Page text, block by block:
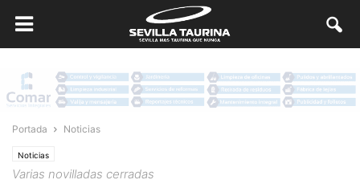
Portada Noticias
Noticias
Varias novilladas cerradas